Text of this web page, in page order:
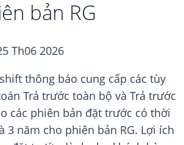
bản RG
Th06 2026
thông báo cung cấp các tùy
Trả trước toàn bộ và Trả trước
các phiên bản đặt trước có thời
3 năm cho phiên bản RG. Lợi ích